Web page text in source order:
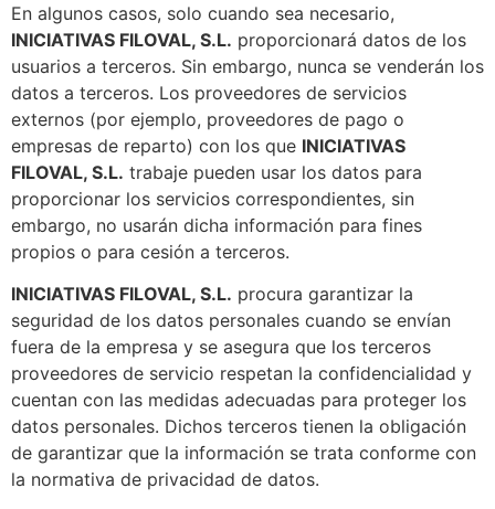
En algunos casos, solo cuando sea necesario,
INICIATIVAS FILOVAL, S.L. proporcionará datos de los
usuarios a terceros. Sin embargo, nunca se venderán los
datos a terceros. Los proveedores de servicios
externos (por ejemplo, proveedores de pago o
empresas de reparto) con los que INICIATIVAS
FILOVAL, S.L. trabaje pueden usar los datos para
proporcionar los servicios correspondientes, sin
embargo, no usarán dicha información para fines
propios o para cesión a terceros.
INICIATIVAS FILOVAL, S.L. procura garantizar la
seguridad de los datos personales cuando se envían
fuera de la empresa y se asegura que los terceros
proveedores de servicio respetan la confidencialidad y
cuentan con las medidas adecuadas para proteger los
datos personales. Dichos terceros tienen la obligación
de garantizar que la información se trata conforme con
la normativa de privacidad de datos.